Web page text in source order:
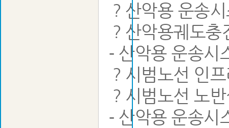
？산악용 운송
？산악용궤도
- 산악용 운송시
？시범노선 인
？시범노선 노
- 산악용 운송시